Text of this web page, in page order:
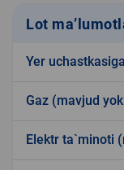
Lot
Yer
Gaz (mavjud
Elektr ta`minoti